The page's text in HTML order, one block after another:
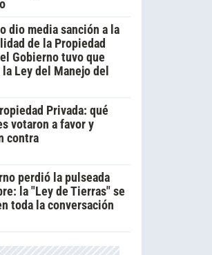
dio media sanción a la
de la Propiedad
Gobierno tuvo que
Ley del Manejo del
Privada: qué
votaron a favor y
contra
perdió la pulseada
la "Ley de Tierras" se
toda la conversación